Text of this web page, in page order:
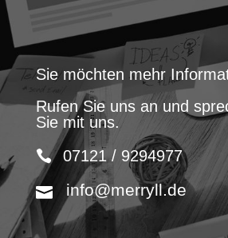
Sie möchten mehr
Rufen Sie uns an und
Sie mit uns.
07121 / 9294977
info@merryll.de